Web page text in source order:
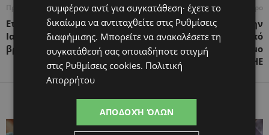
Προηγούμενο άρθρο
Εταιρεία Περιγεννητικής
Ιατρικής: Πρόωρο 1 στα 10
βρέφη παγκόσμια
Επόμενο άρθρο
Η μικρή Αριάδνη θέλει την
βοήθεια μας – Πάσχει από
το σπάνιο σύνδρομο
MOGHE
ΠΑΡΟΜΟΙΑ ΑΡΘΡΑ ΠΕΡΙΣΣΟΤΕΡΑ ΑΠΟ ΤΟΝ ΔΗΜΙΟΥΡΓΟ
συμφέρον αντί για συγκατάθεση· έχετε το
δικαίωμα να αντιταχθείτε στις Ρυθμίσεις
διαφήμισης. Μπορείτε να ανακαλέσετε τη
συγκατάθεσή σας οποιαδήποτε στιγμή
στις Ρυθμίσεις cookies. Πολιτική
Απορρήτου
ΑΠΟΔΟΧΉ ΌΛΩΝ